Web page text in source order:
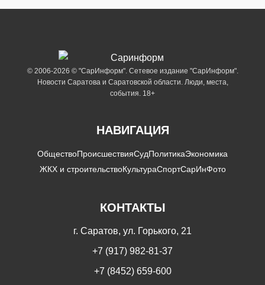
© 2006-2026 © "СарИнформ". Сетевое издание "СарИнформ".
Новости Саратова и Саратовской области. Люди, места,
события. 18+
НАВИГАЦИЯ
ОбществоПроисшествияСудПолитикаЭкономика
ЖКХ и строительствоКультураСпортСарИнФото
КОНТАКТЫ
г. Саратов, ул. Горького, 21
+7 (917) 982-81-37
+7 (8452) 659-600